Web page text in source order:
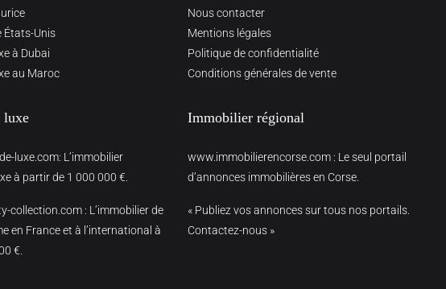
États-Unis
à Dubai
au Maroc
luxe
luxe.com: L’immobilier
à partir de 1 000 000 €.
collection.com : L’immobilier de
en France et à l’international à
€.
Nous contacter
Mentions légales
Politique de confidentialité
Conditions générales de vente
Immobilier régional
www.immobilierencorse.com : Le seul portail
d’annonces immobilières en Corse.
« Publiez vos annonces sur tous nos portails.
Contactez-nous »